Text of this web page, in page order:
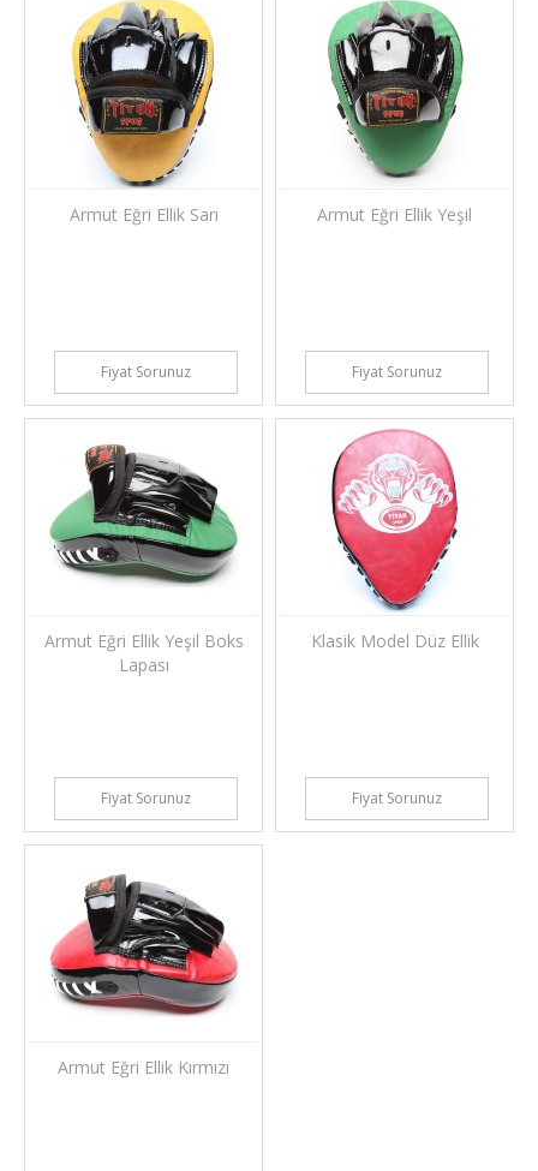
Armut Eğri Ellik Sarı
Fiyat Sorunuz
Armut Eğri Ellik Yeşil
Fiyat Sorunuz
Armut Eğri Ellik Yeşil Boks
Lapası
Fiyat Sorunuz
Klasik Model Düz Ellik
Fiyat Sorunuz
Armut Eğri Ellik Kırmızı